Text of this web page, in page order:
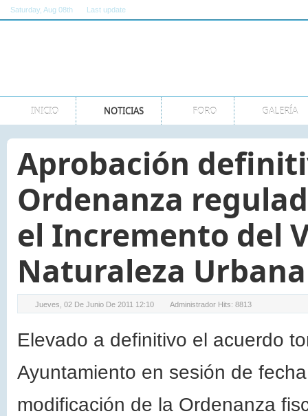
Saturday , Aug 08th Last update
INICIO NOTICIAS FORO GALERÍA
Aprobación
Ordenanza
el Incremento del
Naturaleza Urbana
Jueves, 02 De Junio De 2011 12:10 Administrador Hits: 8813
Elevado a definitivo el acuerdo
Ayuntamiento en sesión de
modificación de la Ordenanza